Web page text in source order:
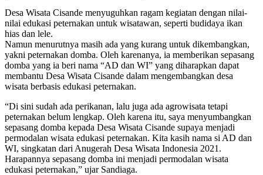
Desa Wisata Cisande menyuguhkan ragam kegiatan dengan nilai-
nilai edukasi peternakan untuk wisatawan, seperti budidaya ikan
hias dan lele.
Namun menurutnya masih ada yang kurang untuk dikembangkan,
yakni peternakan domba. Oleh karenanya, ia memberikan sepasang
domba yang ia beri nama “AD dan WI” yang diharapkan dapat
membantu Desa Wisata Cisande dalam mengembangkan desa
wisata berbasis edukasi peternakan.
“Di sini sudah ada perikanan, lalu juga ada agrowisata tetapi
peternakan belum lengkap. Oleh karena itu, saya menyumbangkan
sepasang domba kepada Desa Wisata Cisande supaya menjadi
permodalan wisata edukasi peternakan. Kita kasih nama si AD dan
WI, singkatan dari Anugerah Desa Wisata Indonesia 2021.
Harapannya sepasang domba ini menjadi permodalan wisata
edukasi peternakan,” ujar Sandiaga.